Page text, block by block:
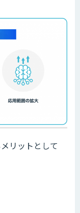
リットとして